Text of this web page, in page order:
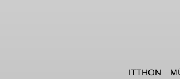
ITTHON